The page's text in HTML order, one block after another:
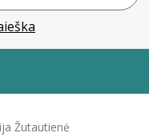
Žutautienė